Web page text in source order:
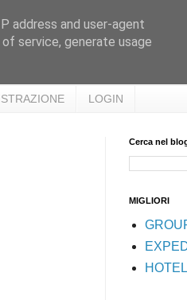
LOGIN
Cerca nel
MIGLIORI
address and user-agent
service, generate usage